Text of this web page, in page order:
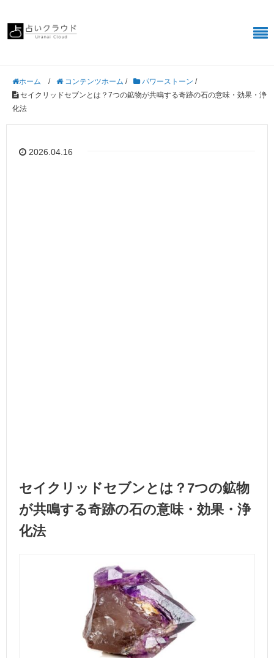
ホーム / コンテンツホーム / パワーストーン /
セイクリッドセブンとは？7つの鉱物が共鳴する奇跡の石の意味・効果・浄
化法
2026.04.16
セイクリッドセブンとは？7つの鉱物
が共鳴する奇跡の石の意味・効果・浄
化法